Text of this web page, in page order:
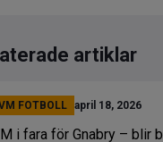
artiklar
FOTBOLL april 18, 2026
i fara för Gnabry – blir